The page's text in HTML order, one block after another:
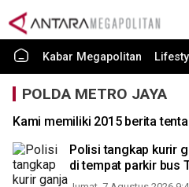
Kabar Megapolitan
POLDA METRO JAYA
Kami memiliki 2015 berita
Polisi tangkap kurir
di tempat parkir bus